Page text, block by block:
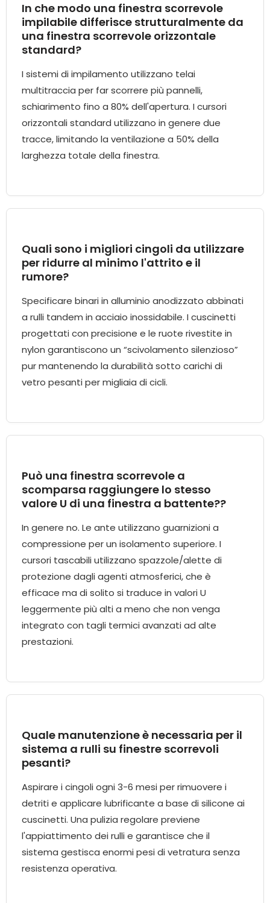
In che modo una finestra scorrevole
impilabile differisce strutturalmente da
una finestra scorrevole orizzontale
standard?
I sistemi di impilamento utilizzano telai
multitraccia per far scorrere più pannelli,
schiarimento fino a 80% dell'apertura. I cursori
orizzontali standard utilizzano in genere due
tracce, limitando la ventilazione a 50% della
larghezza totale della finestra.
Quali sono i migliori cingoli da utilizzare
per ridurre al minimo l'attrito e il
rumore?
Specificare binari in alluminio anodizzato abbinati
a rulli tandem in acciaio inossidabile. I cuscinetti
progettati con precisione e le ruote rivestite in
nylon garantiscono un “scivolamento silenzioso”
pur mantenendo la durabilità sotto carichi di
vetro pesanti per migliaia di cicli.
Può una finestra scorrevole a
scomparsa raggiungere lo stesso
valore U di una finestra a battente??
In genere no. Le ante utilizzano guarnizioni a
compressione per un isolamento superiore. I
cursori tascabili utilizzano spazzole/alette di
protezione dagli agenti atmosferici, che è
efficace ma di solito si traduce in valori U
leggermente più alti a meno che non venga
integrato con tagli termici avanzati ad alte
prestazioni.
Quale manutenzione è necessaria per il
sistema a rulli su finestre scorrevoli
pesanti?
Aspirare i cingoli ogni 3-6 mesi per rimuovere i
detriti e applicare lubrificante a base di silicone ai
cuscinetti. Una pulizia regolare previene
l'appiattimento dei rulli e garantisce che il
sistema gestisca enormi pesi di vetratura senza
resistenza operativa.